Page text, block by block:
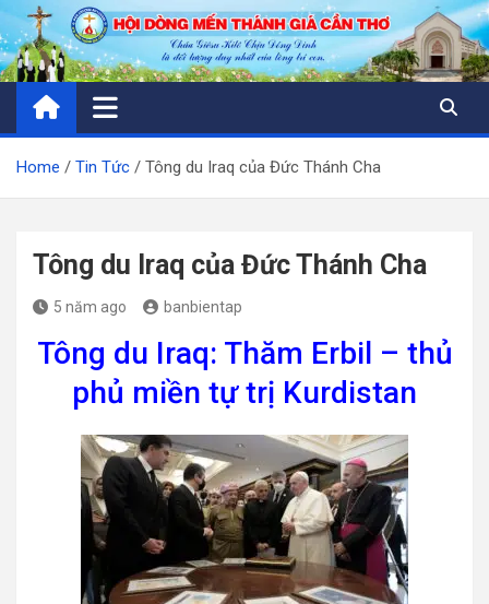
Skip
to
content
Home Tin Tức Tông du Iraq của Đức Thánh Cha
Tông du Iraq của Đức Thánh Cha
5 năm ago banbientap
Tông du Iraq: Thăm Erbil – thủ
phủ miền tự trị Kurdistan